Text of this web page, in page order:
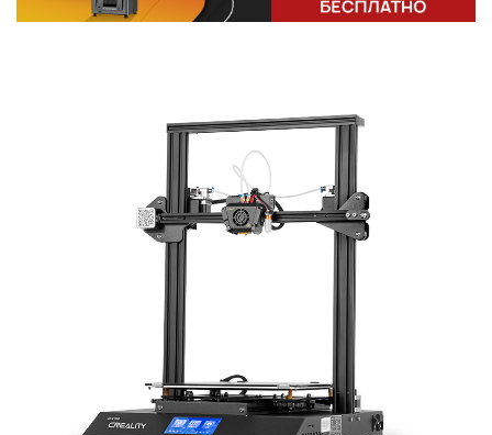
Розыгрыши подарков
Доступ в закрытый клуб
Или войти через соц сети
ВОЙТИ ЧЕРЕЗ GOOGLE
Нажимая на кнопку "Отправить", вы даете согласие на обработку
персональных данных
Или войти через соц сети
Нажимая на кнопку "Отправить", вы даете согласие на обработку
персональных данных